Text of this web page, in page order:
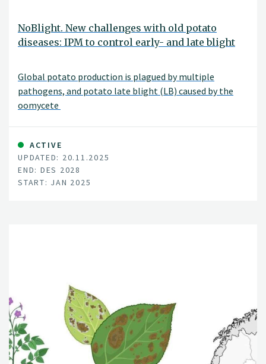
NoBlight. New challenges with old potato
diseases: IPM to control early- and late blight
Global potato production is plagued by multiple
pathogens, and potato late blight (LB) caused by the
oomycete
ACTIVE
UPDATED: 20.11.2025
END: DES 2028
START: JAN 2025